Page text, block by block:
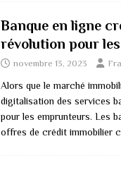
Banque en ligne
révolution pour
novembre 13, 2023
Alors que le marché
digitalisation des services
pour les emprunteurs. Les
offres de crédit immobilier